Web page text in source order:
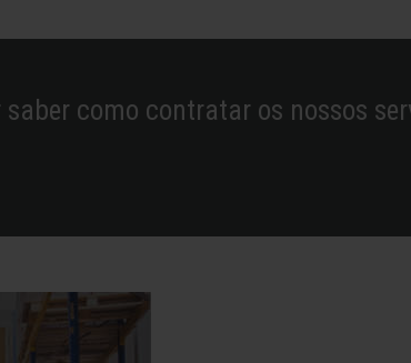
como contratar os nossos